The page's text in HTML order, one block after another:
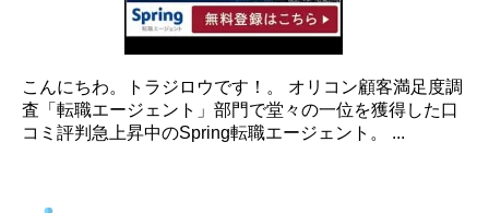
こんにちわ。トラジロウです！。 オリコン顧客満足度調
査「転職エージェント」部門で堂々の一位を獲得した口
コミ評判急上昇中のSpring転職エージェント。 ...